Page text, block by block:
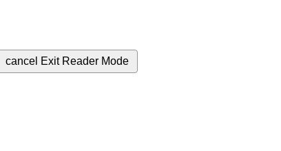
cancel Exit Reader Mode